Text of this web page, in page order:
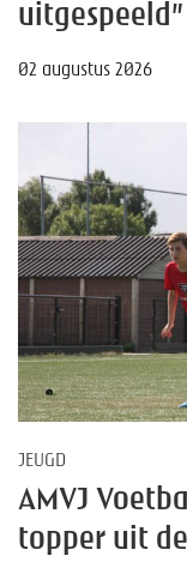
uitgespeeld”
02 augustus 2026
JEUGD
AMVJ
topper uit